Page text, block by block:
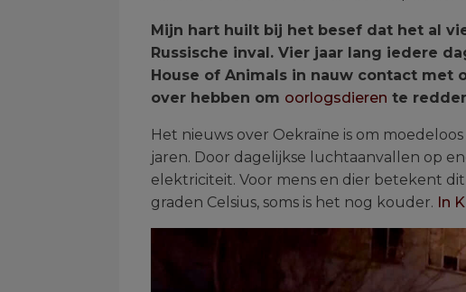
Mijn hart huilt bij het besef dat het al
Russische inval. Vier jaar lang iedere
House of Animals in nauw contact
over hebben om oorlogsdieren te
Het nieuws over Oekraïne is om
jaren. Door dagelijkse luchtaanvallen op
elektriciteit. Voor mens en dier betekent
graden Celsius, soms is het nog kouder. In